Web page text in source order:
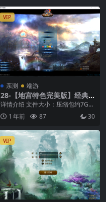
VIP
亲测 端游
28-【地宫特色完美版】经典
修仙地宫特色VM单机一键即
+教程文本+客户端+GM工具
详情介绍 文件大小：压缩包约7G
支持系统：win7、win10、win11
硬...1 年前 87 30
VIP